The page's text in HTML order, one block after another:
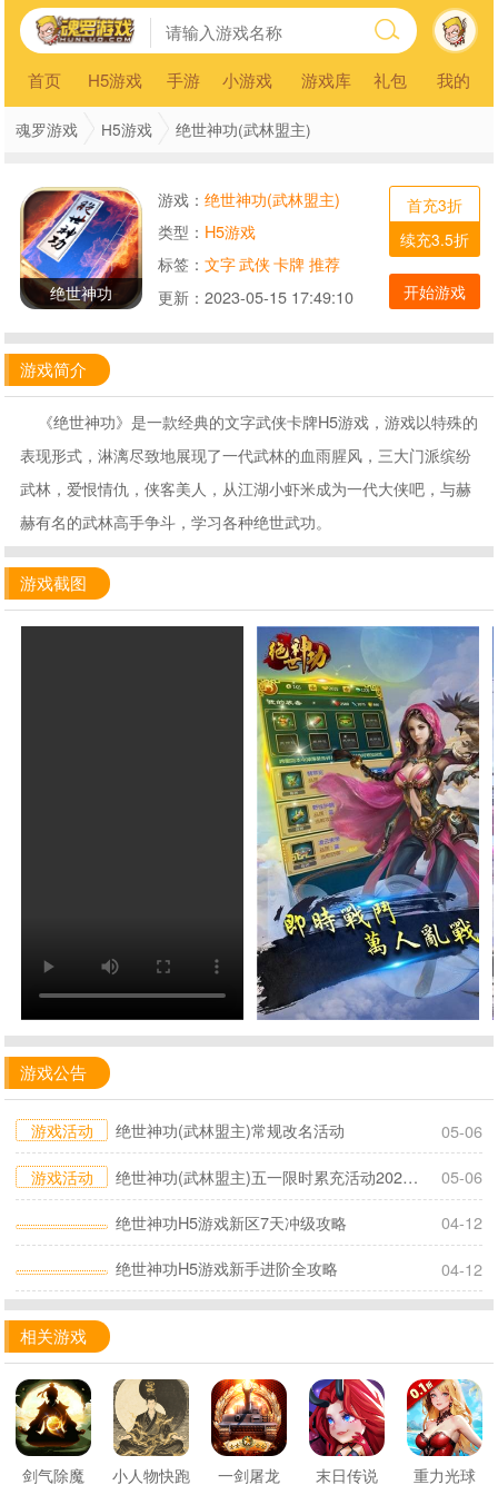
首页 H5游戏 手游 小游戏 游戏库 礼包 我的
魂罗游戏 H5游戏 绝世神功(武林盟主)
绝世神功
游戏： 绝世神功(武林盟主)
类型： H5游戏
标签： 文字武侠卡牌推荐
更新： 2023-05-15 17:49:10
首充3折
续充3.5折
开始游戏
游戏简介
《绝世神功》是一款经典的文字武侠卡牌H5游戏，游戏以特殊的
表现形式，淋漓尽致地展现了一代武林的血雨腥风，三大门派缤纷
武林，爱恨情仇，侠客美人，从江湖小虾米成为一代大侠吧，与赫
赫有名的武林高手争斗，学习各种绝世武功。
游戏截图
游戏公告
游戏活动 绝世神功(武林盟主)常规改名活动
05-06
游戏活动
绝世神功(武林盟主)五一限时累充活动2026.4.30-5.6
05-06
绝世神功H5游戏新区7天冲级攻略
04-12
绝世神功H5游戏新手进阶全攻略
04-12
相关游戏
剑气除魔 小人物快跑 一剑屠龙 末日传说 重力光球